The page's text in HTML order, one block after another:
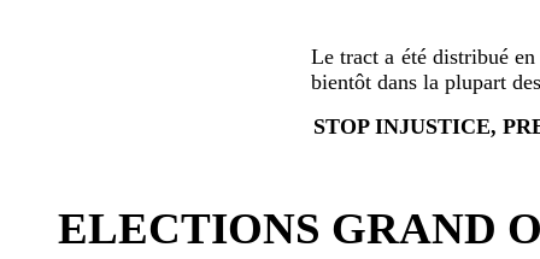
Le tract a été distribué en
bientôt dans la plupart
STOP INJUSTICE,
ELECTIONS GRAND